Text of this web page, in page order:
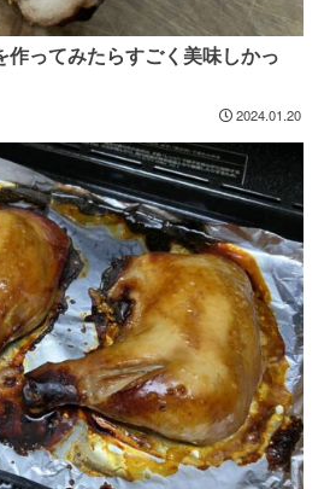
ってみたらすごく美味しかっ
2024.01.20